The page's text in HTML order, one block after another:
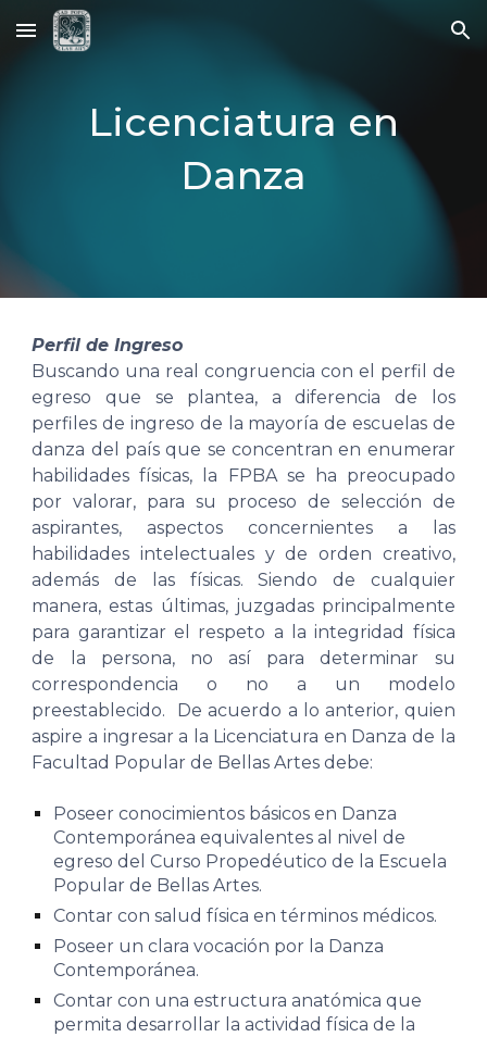
Skip to main content Skip to navigation
Licenciatura en
Danza
Perfil de Ingreso
Buscando una real congruencia con el perfil de
egreso que se plantea, a diferencia de los
perfiles de ingreso de la mayoría de escuelas de
danza del país que se concentran en enumerar
habilidades físicas, la FPBA se ha preocupado
por valorar, para su proceso de selección de
aspirantes, aspectos concernientes a las
habilidades intelectuales y de orden creativo,
además de las físicas. Siendo de cualquier
manera, estas últimas, juzgadas principalmente
para garantizar el respeto a la integridad física
de la persona, no así para determinar su
correspondencia o no a un modelo
preestablecido. De acuerdo a lo anterior, quien
aspire a ingresar a la Licenciatura en Danza de la
Facultad Popular de Bellas Artes debe:
Poseer conocimientos básicos en Danza
Contemporánea equivalentes al nivel de
egreso del Curso Propedéutico de la Escuela
Popular de Bellas Artes.
Contar con salud física en términos médicos.
Poseer un clara vocación por la Danza
Contemporánea.
Contar con una estructura anatómica que
permita desarrollar la actividad física de la